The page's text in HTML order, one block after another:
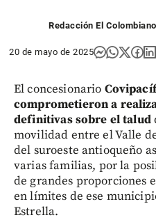
Redacción El Colombiano
20 de mayo de 2025
El concesionario
comprometieron a
definitivas sobre el talud
movilidad entre el Valle
del suroeste antioqueño
varias familias, por la
de grandes proporciones
en límites de ese
Estrella.